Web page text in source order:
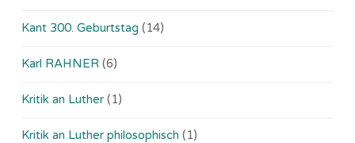
Kant 300. Geburtstag (14)
Karl RAHNER (6)
Kritik an Luther (1)
Kritik an Luther philosophisch (1)